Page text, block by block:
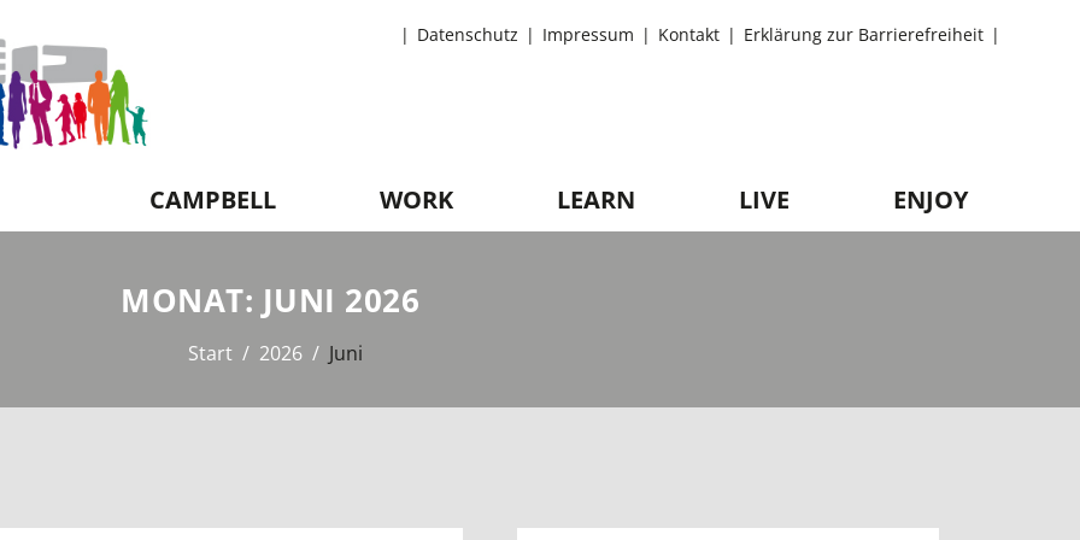
Datenschutz Impressum Kontakt Erklärung zur Barrierefreiheit
CAMPBELL WORK LEARN LIVE ENJOY
MONAT: JUNI 2026
Start 2026 Juni